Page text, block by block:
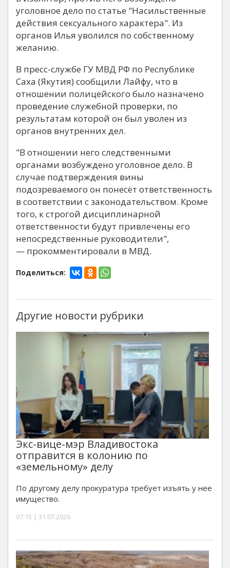
уголовное дело по статье "Насильственные
действия сексуального характера". Из
органов Илья уволился по собственному
желанию.
В пресс-службе ГУ МВД РФ по Республике
Саха (Якутия) сообщили Лайфу, что в
отношении полицейского было назначено
проведение служебной проверки, по
результатам которой он был уволен из
органов внутренних дел.
"В отношении него следственными
органами возбуждено уголовное дело. В
случае подтверждения вины
подозреваемого он понесёт ответственность
в соответствии с законодательством. Кроме
того, к строгой дисциплинарной
ответственности будут привлечены его
непосредственные руководители",
— прокомментировали в МВД.
Поделиться:
Другие новости рубрики
Экс-вице-мэр Владивостока
отправится в колонию по
«земельному» делу
По другому делу прокуратура требует изъять у нее
имущество.
07:15 | 31.07.2026